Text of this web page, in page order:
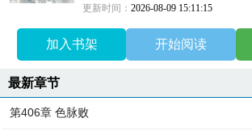
更新时间：2026-08-09 15:11:15
加入书架 开始阅读
最新章节
第406章 色脉败